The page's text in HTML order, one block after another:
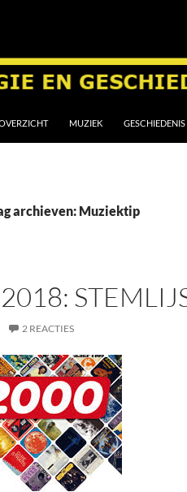
MUZIEK GESCHIEDENIS
archieven: Muziektip
2 REACTIES